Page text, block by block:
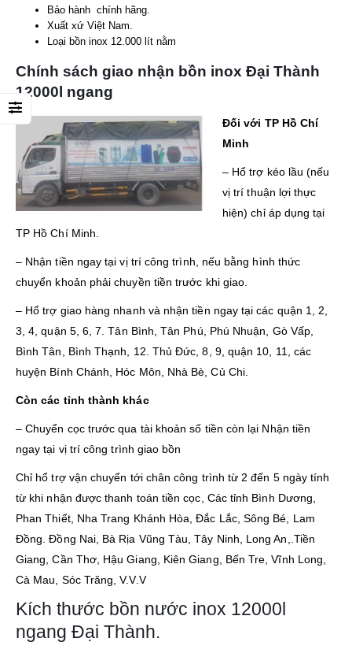
Bảo hành chính hãng.
Xuất xứ Việt Nam.
Loại bồn inox 12.000 lít nằm
Chính sách giao nhận bồn inox Đại Thành
12000l ngang
Đối với TP Hồ Chí
Minh
– Hổ trợ kéo lầu (nếu
vị trí thuận lợi thực
hiện) chỉ áp dụng tại
TP Hồ Chí Minh.
– Nhận tiền ngay tại vị trí công trình, nếu bằng hình thức
chuyển khoản phải chuyền tiền trước khi giao.
– Hổ trợ giao hàng nhanh và nhận tiền ngay tại các quận 1, 2,
3, 4, quận 5, 6, 7. Tân Bình, Tân Phú, Phú Nhuận, Gò Vấp,
Bình Tân, Bình Thạnh, 12. Thủ Đức, 8, 9, quận 10, 11, các
huyện Bính Chánh, Hóc Môn, Nhà Bè, Củ Chi.
Còn các tỉnh thành khác
– Chuyển cọc trước qua tài khoản số tiền còn lại Nhận tiền
ngay tại vị trí công trình giao bồn
Chỉ hổ trợ vận chuyển tới chân công trình từ 2 đến 5 ngày tính
từ khi nhận được thanh toán tiền cọc, Các tỉnh Bình Dương,
Phan Thiết, Nha Trang Khánh Hòa, Đắc Lắc, Sông Bé, Lam
Đồng. Đồng Nai, Bà Rịa Vũng Tàu, Tây Ninh, Long An,.Tiền
Giang, Cần Thơ, Hậu Giang, Kiên Giang, Bến Tre, Vĩnh Long,
Cà Mau, Sóc Trăng, V.V.V
Kích thước bồn nước inox 12000l
ngang Đại Thành.